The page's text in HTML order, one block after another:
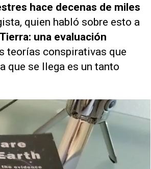
hace decenas de miles
quien habló sobre esto a
una evaluación
teorías conspirativas que
que se llega es un tanto